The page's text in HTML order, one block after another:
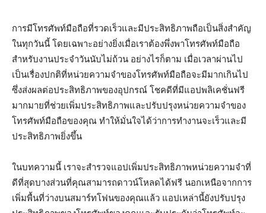
การมีโทรศัพท์มือถือที่รวดเร็วและมีประสิทธิภาพถือเป็นสิ่งสำคัญ
ในทุกวันนี้ โดยเฉพาะอย่างยิ่งเมื่อเราต้องพึ่งพาโทรศัพท์มือถือ
สำหรับงานประจำวันนับไม่ถ้วน อย่างไรก็ตาม เมื่อเวลาผ่านไป
เป็นเรื่องปกติที่หน่วยความจำของโทรศัพท์มือถือจะมีมากเกินไป
ซึ่งส่งผลต่อประสิทธิภาพของอุปกรณ์ โชคดีที่มีแอปพลิเคชั่นฟรี
มากมายที่ช่วยเพิ่มประสิทธิภาพและปรับปรุงหน่วยความจำของ
โทรศัพท์มือถือของคุณ ทำให้มั่นใจได้ว่าการทำงานจะเร็วและมี
ประสิทธิภาพยิ่งขึ้น
ในบทความนี้ เราจะสำรวจแอปเพิ่มประสิทธิภาพหน่วยความจำที่
ดีที่สุดบางส่วนที่คุณสามารถดาวน์โหลดได้ฟรี นอกเหนือจากการ
เพิ่มพื้นที่ว่างบนสมาร์ทโฟนของคุณแล้ว แอปเหล่านี้ยังปรับปรุง